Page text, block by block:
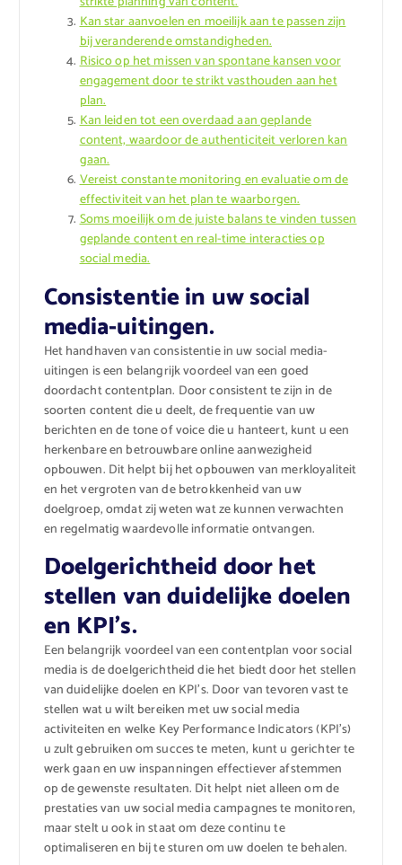
Kan star aanvoelen en moeilijk aan te passen zijn
bij veranderende omstandigheden.
Risico op het missen van spontane kansen voor
engagement door te strikt vasthouden aan het
plan.
Kan leiden tot een overdaad aan geplande
content, waardoor de authenticiteit verloren kan
gaan.
Vereist constante monitoring en evaluatie om de
effectiviteit van het plan te waarborgen.
Soms moeilijk om de juiste balans te vinden tussen
geplande content en real-time interacties op
social media.
Consistentie in uw social
media-uitingen.
Het handhaven van consistentie in uw social media-
uitingen is een belangrijk voordeel van een goed
doordacht contentplan. Door consistent te zijn in de
soorten content die u deelt, de frequentie van uw
berichten en de tone of voice die u hanteert, kunt u een
herkenbare en betrouwbare online aanwezigheid
opbouwen. Dit helpt bij het opbouwen van merkloyaliteit
en het vergroten van de betrokkenheid van uw
doelgroep, omdat zij weten wat ze kunnen verwachten
en regelmatig waardevolle informatie ontvangen.
Doelgerichtheid door het
stellen van duidelijke doelen
en KPI’s.
Een belangrijk voordeel van een contentplan voor social
media is de doelgerichtheid die het biedt door het stellen
van duidelijke doelen en KPI’s. Door van tevoren vast te
stellen wat u wilt bereiken met uw social media
activiteiten en welke Key Performance Indicators (KPI’s)
u zult gebruiken om succes te meten, kunt u gerichter te
werk gaan en uw inspanningen effectiever afstemmen
op de gewenste resultaten. Dit helpt niet alleen om de
prestaties van uw social media campagnes te monitoren,
maar stelt u ook in staat om deze continu te
optimaliseren en bij te sturen om uw doelen te behalen.